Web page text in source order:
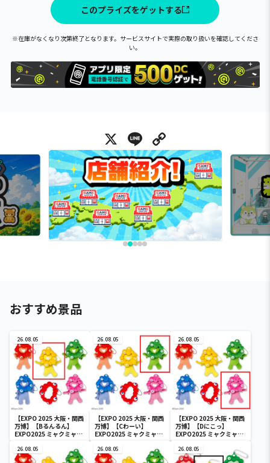
このプライズをゲットする
※在庫がなくなり次第終了となります。サービスサイトで実際の取り扱いを確認してくださ
い。
X Line
おすすめ景品
26.08.05
【EXPO 2025 大阪・関西
万博】【Bるんるん】
EXPO2025 ミャクミャク
ぐるみ
26.08.05
【EXPO 2025 大阪・関西
万博】【Cわーい】
EXPO2025 ミャクミャク
ぐるみ
26.08.05
【EXPO 2025 大阪・関西
万博】【Dにこっ】
EXPO2025 ミャクミャク
ぐるみ
26.08.05 26.08.05 26.08.05